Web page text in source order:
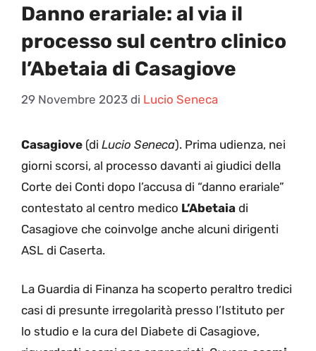
Danno erariale: al via il
processo sul centro clinico
l’Abetaia di Casagiove
29 Novembre 2023 di Lucio Seneca
Casagiove (di Lucio Seneca). Prima udienza, nei
giorni scorsi, al processo davanti ai giudici della
Corte dei Conti dopo l’accusa di “danno erariale”
contestato al centro medico L’Abetaia di
Casagiove che coinvolge anche alcuni dirigenti
ASL di Caserta.
La Guardia di Finanza ha scoperto peraltro tredici
casi di presunte irregolarità presso l’Istituto per
lo studio e la cura del Diabete di Casagiove,